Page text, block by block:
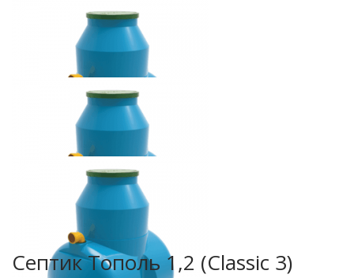
Септик Тополь 1,2 (Classic 3)